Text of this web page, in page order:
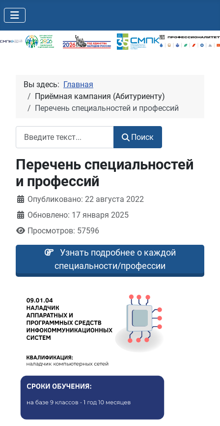
Вы здесь: Главная
Приёмная кампания (Абитуриенту)
Перечень специальностей и профессий
Поиск
Перечень специальностей
и профессий
Информация о материале
Опубликовано: 22 августа 2022
Обновлено: 17 января 2025
Просмотров: 57596
Узнать подробнее о каждой
специальности/профессии